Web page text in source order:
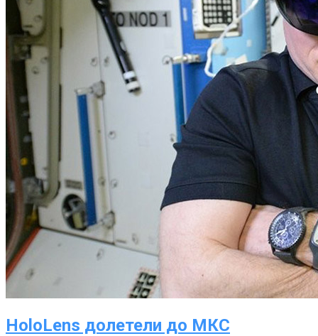
HoloLens долетели до МКС